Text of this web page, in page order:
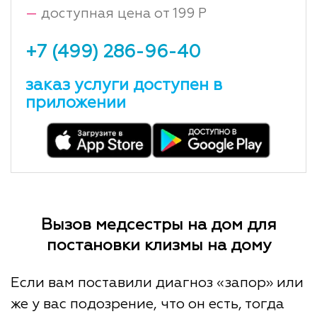
— доступная цена от 199 Р
+7 (499) 286-96-40
заказ услуги доступен в
приложении
Вызов медсестры на дом для
постановки клизмы на дому
Если вам поставили диагноз «запор» или
же у вас подозрение, что он есть, тогда